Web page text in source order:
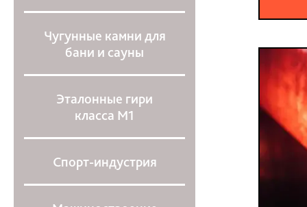
Чугунные камни для
бани и сауны
Эталонные гири
класса М1
Спорт-индустрия